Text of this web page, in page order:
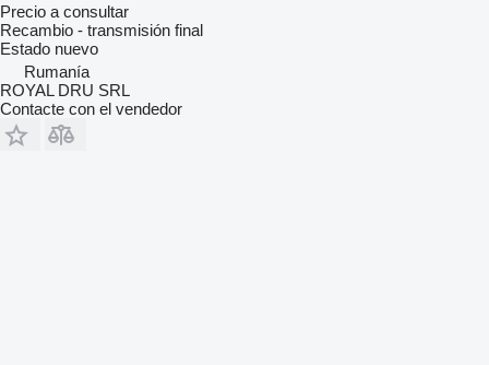
Precio a consultar
Recambio - transmisión final
Estado nuevo
Rumanía
ROYAL DRU SRL
Contacte con el vendedor